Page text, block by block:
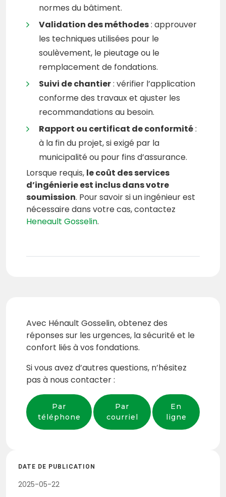
normes du bâtiment.
Validation des méthodes: approuver
les techniques utilisées pour le
soulèvement, le pieutage ou le
remplacement de fondations.
Suivi de chantier: vérifier l’application
conforme des travaux et ajuster les
recommandations au besoin.
Rapport ou certificat de conformité:
à la fin du projet, si exigé par la
municipalité ou pour fins d’assurance.
Lorsque requis, le coût des services
d’ingénierie est inclus dans votre
soumission. Pour savoir si un ingénieur est
nécessaire dans votre cas, contactez
Heneault Gosselin.
Avec Hénault Gosselin, obtenez des
réponses sur les urgences, la sécurité et le
confort liés à vos fondations.
Si vous avez d’autres questions, n’hésitez
pas à nous contacter :
Par
téléphone
Par
courriel
En
ligne
DATE DE PUBLICATION
2025-05-22